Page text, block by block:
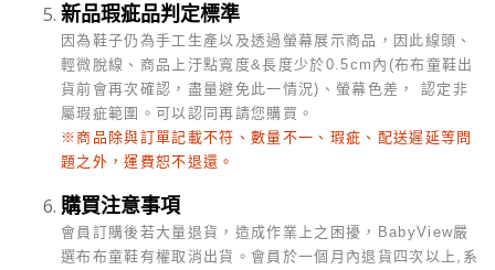
新品瑕疵品判定標準
因為鞋子仍為手工生產以及透過螢幕展示商品，因此線頭、
輕微脫線、商品上汙點寬度&長度少於0.5cm內(布布童鞋出
貨前會再次確認，盡量避免此一情況)、螢幕色差， 認定非
屬瑕疵範圍。可以認同再請您購買。
※商品除與訂單記載不符、數量不一、瑕疵、配送遲延等問
題之外，運費恕不退還。
購買注意事項
會員訂購後若大量退貨，造成作業上之困擾，BabyView嚴
選布布童鞋有權取消出貨。會員於一個月內退貨四次以上,系